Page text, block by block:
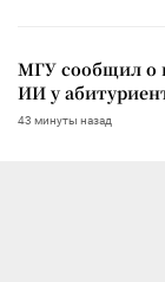
МГУ сообщил о
ИИ у
43 минуты назад